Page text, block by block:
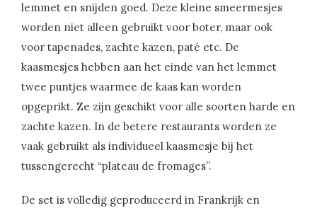
lemmet en snijden goed. Deze kleine smeermesjes
worden niet alleen gebruikt voor boter, maar ook
voor tapenades, zachte kazen, paté etc. De
kaasmesjes hebben aan het einde van het lemmet
twee puntjes waarmee de kaas kan worden
opgeprikt. Ze zijn geschikt voor alle soorten harde en
zachte kazen. In de betere restaurants worden ze
vaak gebruikt als individueel kaasmesje bij het
tussengerecht “plateau de fromages”.
De set is volledig geproduceerd in Frankrijk en